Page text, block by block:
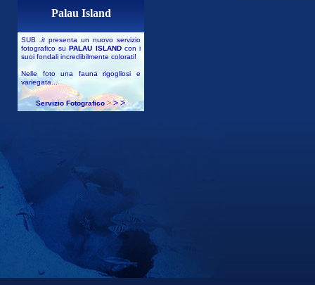
Palau Island
SUB .it presenta un nuovo servizio
fotografico suPALAU ISLANDcon i
suoi fondali incredibilmente colorati!
Nelle foto una fauna rigogliosi e
variegata...
Servizio Fotografico